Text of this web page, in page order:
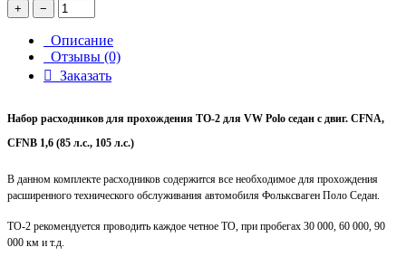
+ −
Описание
Отзывы (0)
Заказать
Набор расходников для прохождения ТО-2 для VW Polo седан с двиг. CFNA,
CFNB 1,6 (85 л.с., 105 л.с.)
В данном комплекте расходников содержится все необходимое для прохождения
расширенного технического обслуживания автомобиля Фольксваген Поло Седан.
ТО-2 рекомендуется проводить каждое четное ТО, при пробегах 30 000, 60 000, 90
000 км и т.д.